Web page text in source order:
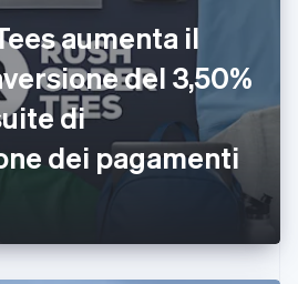
aumenta il
del 3,50%
di
dei pagamenti